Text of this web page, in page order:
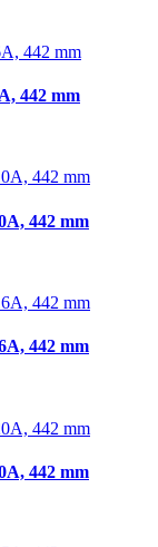
442 mm
442 mm
442 mm
442 mm